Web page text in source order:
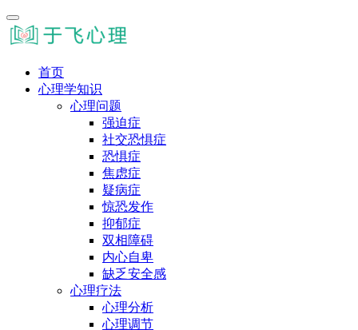
首页
心理学知识
心理问题
强迫症
社交恐惧症
恐惧症
焦虑症
疑病症
惊恐发作
抑郁症
双相障碍
内心自卑
缺乏安全感
心理疗法
心理分析
心理调节